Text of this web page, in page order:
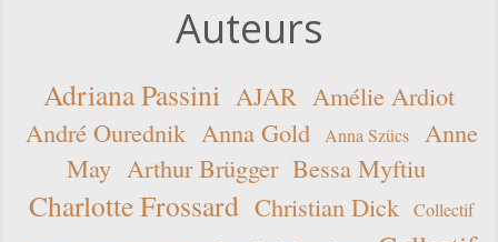
Auteurs
Adriana Passini AJAR Amélie Ardiot
André Ourednik Anna Gold Anna Szücs
Anne
May Arthur Brügger Bessa Myftiu
Charlotte Frossard Christian Dick
Collectif